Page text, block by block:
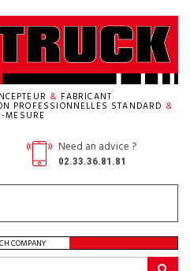
& FABRICANT
PROFESSIONNELLES STANDARD &
MESURE
Need an advice ?
02.33.36.81.81
COMPANY